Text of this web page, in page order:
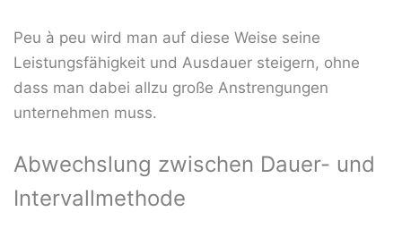
Peu à peu wird man auf diese Weise seine
Leistungsfähigkeit und Ausdauer steigern, ohne
dass man dabei allzu große Anstrengungen
unternehmen muss.
Abwechslung zwischen Dauer- und
Intervallmethode